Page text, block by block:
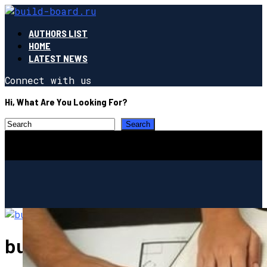
AUTHORS LIST
HOME
LATEST NEWS
Connect with us
Hi, What Are You Looking For?
build-board.ru